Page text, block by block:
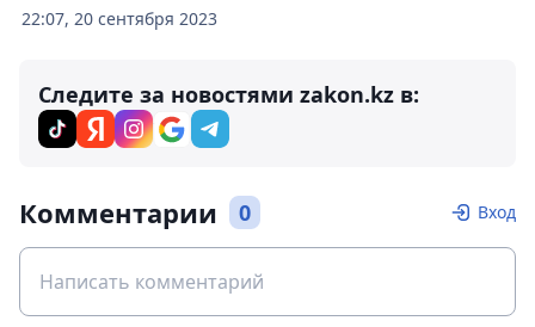
22:07, 20 сентября 2023
Следите за новостями zakon.kz в:
Комментарии 0 Вход